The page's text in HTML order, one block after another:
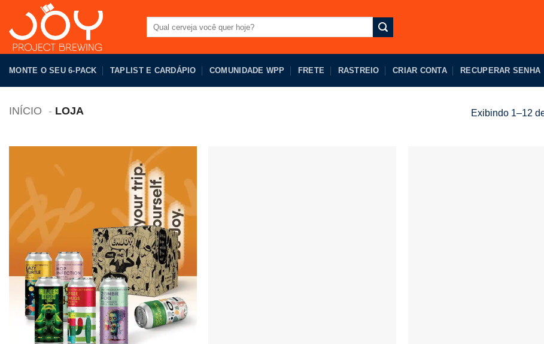
conteúdo
por:
MONTE O SEU 6-PACK TAPLIST E CARDÁPIO COMUNIDADE WPP FRETE RASTREIO CRIAR CONTA RECUPERAR SENHA
INÍCIO LOJA Exibindo 1–12